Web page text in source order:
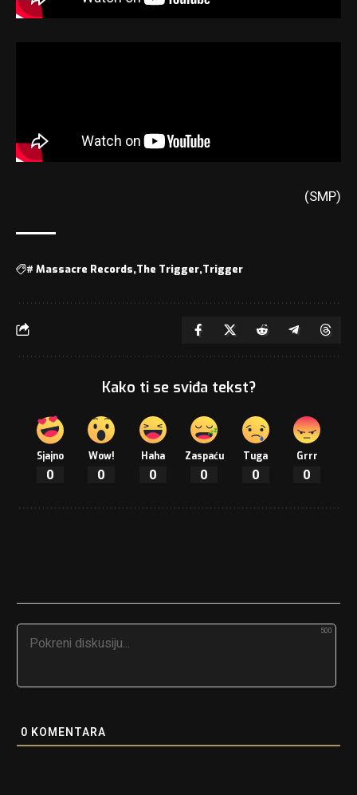
(SMP)
# Massacre Records The Trigger Trigger
Kako ti se sviđa tekst?
Sjajno
0
Wow!
0
Haha
0
Zaspaću
0
Tuga
0
Grrr
0
500
0 KOMENTARA